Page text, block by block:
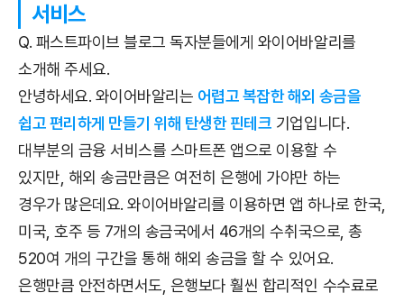
서비스
Q. 패스트파이브 블로그 독자분들에게 와이어바알리를
소개해 주세요.
안녕하세요. 와이어바알리는 어렵고 복잡한 해외 송금을
쉽고 편리하게 만들기 위해 탄생한 핀테크 기업입니다.
대부분의 금융 서비스를 스마트폰 앱으로 이용할 수
있지만, 해외 송금만큼은 여전히 은행에 가야만 하는
경우가 많은데요. 와이어바알리를 이용하면 앱 하나로 한국,
미국, 호주 등 7개의 송금국에서 46개의 수취국으로, 총
520여 개의 구간을 통해 해외 송금을 할 수 있어요.
은행만큼 안전하면서도, 은행보다 훨씬 합리적인 수수료로